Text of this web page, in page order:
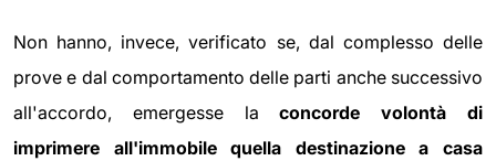
Non hanno, invece, verificato se, dal complesso delle
prove e dal comportamento delle parti anche successivo
all'accordo, emergesse laconcorde volontà di
imprimere all'immobile quella destinazione a casa